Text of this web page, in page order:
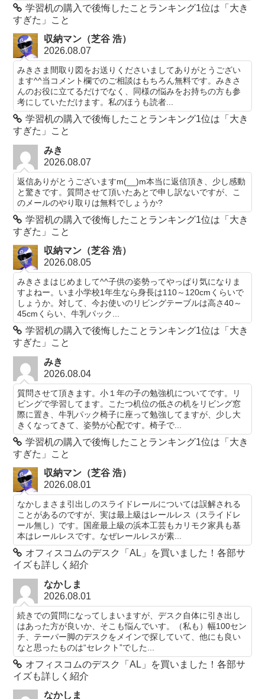
学習机の購入で後悔したことランキング1位は「大き
すぎた」こと
収納マン（芝谷 浩）
2026.08.07
みきさま間取り図をお送りくださいましてありがとうござい
ます^^当コメント欄でのご相談はもちろん無料です。みきさ
んのお役に立てるだけでなく、同様の悩みをお持ちの方も参
考にしていただけます。私のほうも読者...
学習机の購入で後悔したことランキング1位は「大き
すぎた」こと
みき
2026.08.07
返信ありがとうございますm(__)m本当に返信頂き、少し感動
と驚きです。質問させて頂いたあとで申し訳ないですが、こ
のメールのやり取りは無料でしょうか?
学習机の購入で後悔したことランキング1位は「大き
すぎた」こと
収納マン（芝谷 浩）
2026.08.05
みきさまはじめまして^^子供の姿勢ってやっぱり気になりま
すよねー。いま小学校1年生なら身長は110～120cmくらいで
しょうか。対して、今お使いのリビングテーブルは高さ40～
45cmくらい、牛乳パック...
学習机の購入で後悔したことランキング1位は「大き
すぎた」こと
みき
2026.08.04
質問させて頂きます。小１年の子の勉強机についてです。リ
ビングで学習してます。こたつ机位の低さの机をリビング窓
際に置き、牛乳パック椅子に座って勉強してますが、少し大
きくなってきて、姿勢が心配です。椅子で...
学習机の購入で後悔したことランキング1位は「大き
すぎた」こと
収納マン（芝谷 浩）
2026.08.01
なかしまさま引出しのスライドレールについては誤解される
ことがあるのですが、実は最上級はレールレス（スライドレ
ール無し）です。国産最上級の浜本工芸もカリモク家具も基
本はレールレスです。なぜレールレスが素...
オフィスコムのデスク「AL」を買いました！各部サ
イズも詳しく紹介
なかしま
2026.08.01
続きでの質問になってしまいますが、デスク自体に引き出し
はあった方が良いか、そこも悩んでいす。（私も）幅100セン
チ、テーパー脚のデスクをメインで探していて、他にも良い
なと思ったものは“セレクト”でした...
オフィスコムのデスク「AL」を買いました！各部サ
イズも詳しく紹介
なかしま